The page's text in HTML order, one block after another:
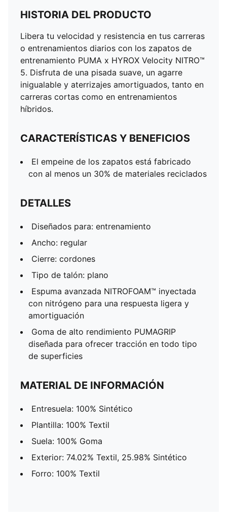
HISTORIA DEL PRODUCTO
Libera tu velocidad y resistencia en tus carreras
o entrenamientos diarios con los zapatos de
entrenamiento PUMA x HYROX Velocity NITRO™
5. Disfruta de una pisada suave, un agarre
inigualable y aterrizajes amortiguados, tanto en
carreras cortas como en entrenamientos
híbridos.
CARACTERÍSTICAS Y BENEFICIOS
El empeine de los zapatos está fabricado
con al menos un 30% de materiales reciclados
DETALLES
Diseñados para: entrenamiento
Ancho: regular
Cierre: cordones
Tipo de talón: plano
Espuma avanzada NITROFOAM™ inyectada
con nitrógeno para una respuesta ligera y
amortiguación
Goma de alto rendimiento PUMAGRIP
diseñada para ofrecer tracción en todo tipo
de superficies
MATERIAL DE INFORMACIÓN
Entresuela: 100% Sintético
Plantilla: 100% Textil
Suela: 100% Goma
Exterior: 74.02% Textil, 25.98% Sintético
Forro: 100% Textil